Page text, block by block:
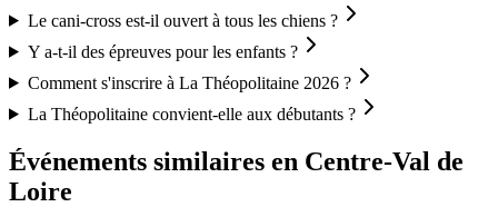
Le cani-cross est-il ouvert à tous les chiens ?
Y a-t-il des épreuves pour les enfants ?
Comment s'inscrire à La Théopolitaine 2026 ?
La Théopolitaine convient-elle aux débutants ?
Événements similaires en Centre-Val de
Loire